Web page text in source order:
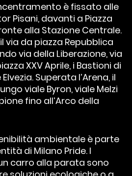
è fissato alle
Pisani, davanti a Piazza
alla Stazione Centrale.
via da piazza Repubblica
via della Liberazione, via
XXV Aprile, i Bastioni di
Superata l’Arena, il
viale Byron, viale Melzi
fino all’Arco della
ambientale è parte
di Milano Pride. I
carro alla parata sono